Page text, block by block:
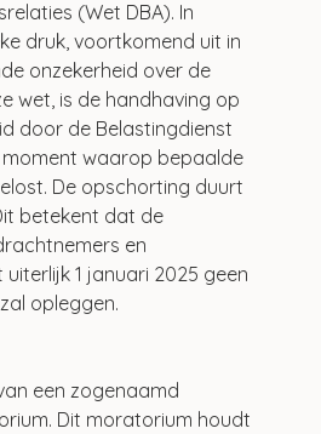
(Wet DBA). In
druk, voortkomend uit in
onzekerheid over de
wet, is de handhaving op
door de Belastingdienst
waarop bepaalde
De opschorting duurt
betekent dat de
en
1 januari 2025 geen
opleggen.
een zogenaamd
Dit moratorium houdt